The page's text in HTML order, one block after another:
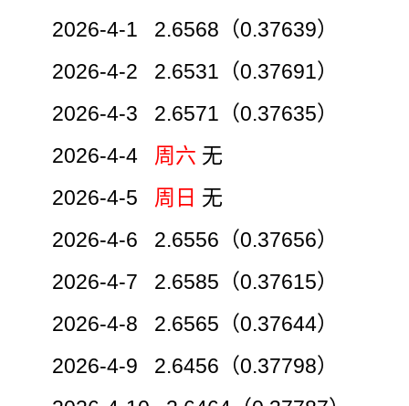
2026-4-1 2.6568（0.37639）
2026-4-2 2.6531（0.37691）
2026-4-3 2.6571（0.37635）
2026-4-4 周六 无
2026-4-5 周日 无
2026-4-6 2.6556（0.37656）
2026-4-7 2.6585（0.37615）
2026-4-8 2.6565（0.37644）
2026-4-9 2.6456（0.37798）